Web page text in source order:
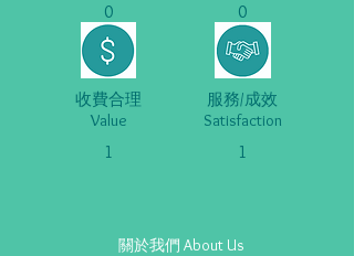
0 0
收費合理
Value
服務/成效
Satisfaction
1 1
關於我們 About Us